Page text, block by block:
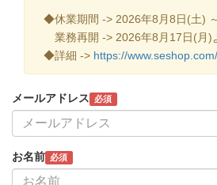
◆休業期間 -> 2026年8月8日(土)
業務再開 -> 2026年8月17日(月)
◆詳細 -> https://
メールアドレス 必須
お名前 必須